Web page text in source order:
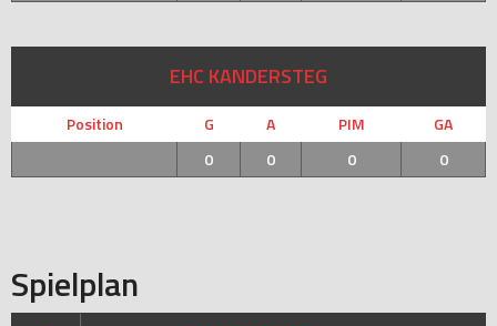
EHC KANDERSTEG
Position G A PIM
GA
0
0 0 0
Spielplan